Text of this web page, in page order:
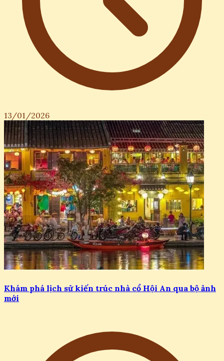
13/01/2026
Khám phá lịch sử kiến trúc nhà cổ Hội An qua bộ ảnh
mới